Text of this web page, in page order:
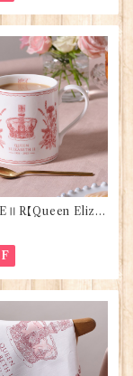
EⅡR【Queen Eliza
】Vi
50126